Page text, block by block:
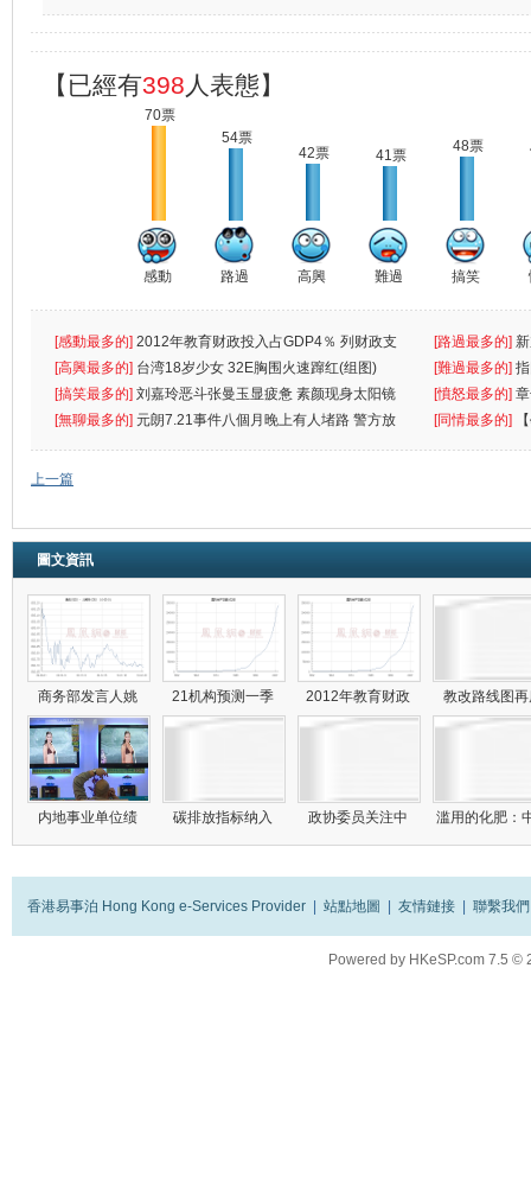
【已經有398 人表態】
70票
感動
54票
路過
42票
高興
41票
難過
48票
搞笑
[感動最多的] 2012年教育财政投入占GDP4％ 列财政支
出首位
[路過最多的]
[高興最多的] 台湾18岁少女 32E胸围火速蹿红(组图) [難過最多的]
罪
[搞笑最多的] 刘嘉玲恶斗张曼玉显疲惫 素颜现身太阳镜
遮
[憤怒最多的]
[無聊最多的] 元朗7.21事件八個月晚上有人堵路 警方放
催
[同情最多的]
敗
上一篇
圖文資訊
商务部发言人姚 21机构预测一季 2012年教育财政 教改路线图
内地事业单位绩 碳排放指标纳入 政协委员关注中 滥用的化肥：
香港易事泊 Hong Kong e-Services Provider 站點地圖 友情鏈接 聯繫我們
Powered by HKeSP.com 7.5 ©